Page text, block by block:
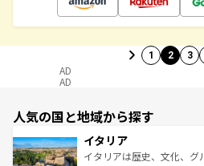
1 2 3
AD
AD
人気の国と地域から探す
イタリア
イタリアは歴史、文化、